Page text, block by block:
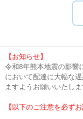
【お知らせ】
令和8年熊本地震の影響
において配達に大幅な
ますようお願いいたしま
【以下のご注意を必ず